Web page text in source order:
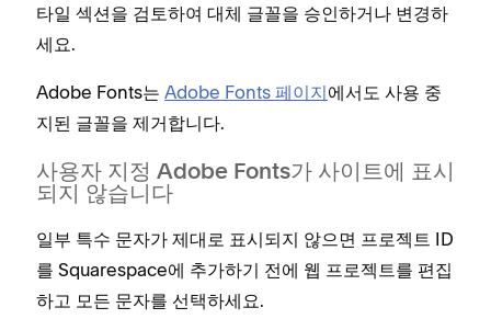
타일 섹션을 검토하여 대체 글꼴을 승인하거나 변경하
세요.
Adobe Fonts는 Adobe Fonts 페이지에서도 사용 중
지된 글꼴을 제거합니다.
사용자 지정 Adobe Fonts가 사이트에 표시
되지 않습니다
일부 특수 문자가 제대로 표시되지 않으면 프로젝트 ID
를 Squarespace에 추가하기 전에 웹 프로젝트를 편집
하고 모든 문자를 선택하세요.